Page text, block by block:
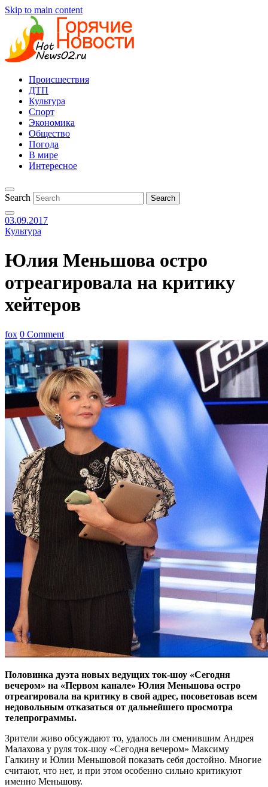
Skip to main content
Происшествия
ДТП
Культура
Спорт
Экономика
Общество
Погода
В мире
Интересное
Search
03.09.2017
Культура
Юлия Меньшова остро
отреагировала на критику
хейтеров
fox 0 Comment
Половинка дуэта новых ведущих ток-шоу «Сегодня
вечером» на «Первом канале» Юлия Меньшова остро
отреагировала на критику в свой адрес, посоветовав всем
недовольным отказаться от дальнейшего просмотра
телепрограммы.
Зрители живо обсуждают то, удалось ли сменившим Андрея
Малахова у руля ток-шоу «Сегодня вечером» Максиму
Галкину и Юлии Меньшовой показать себя достойно. Многие
считают, что нет, и при этом особенно сильно критикуют
именно Меньшову.